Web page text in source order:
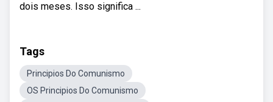
dois meses. Isso significa ...
Tags
Principios Do Comunismo
OS Principios Do Comunismo